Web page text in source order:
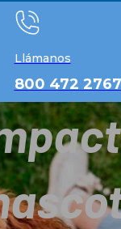
Llámanos
800 472 2767